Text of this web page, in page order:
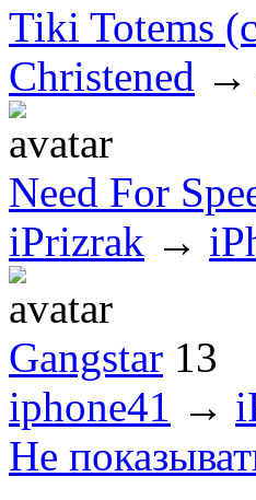
Tiki Totems
Christened →
Need For
iPrizrak →
Gangstar 13
iphone41 →
Не